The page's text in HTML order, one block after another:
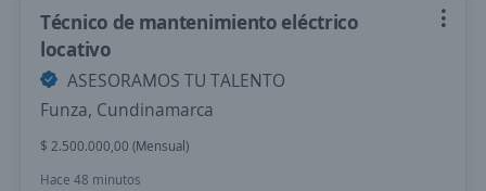
Técnico de mantenimiento eléctrico
locativo
ASESORAMOS TU TALENTO
Funza, Cundinamarca
$ 2.500.000,00 (Mensual)
Hace 48 minutos